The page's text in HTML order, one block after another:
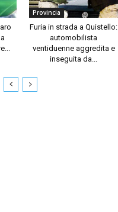
Provincia
Furia in strada a Quistello:
automobilista
ventiduenne aggredita e
inseguita da...